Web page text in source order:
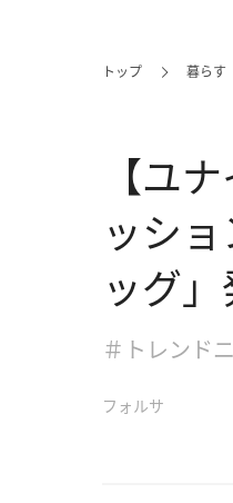
トップ 暮らす
【ユ
ッシ
ッグ
＃トレンド
フォルサ